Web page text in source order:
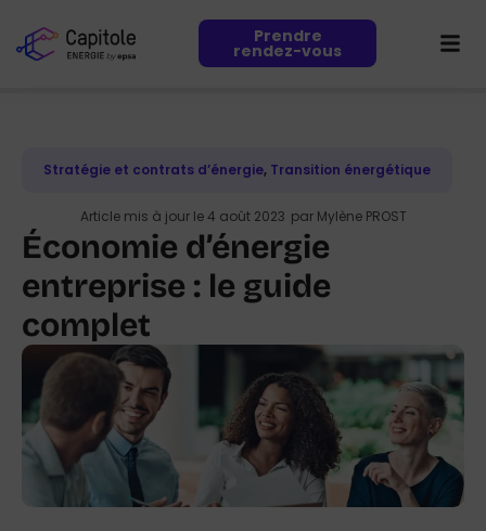
Prendre
rendez-vous
Stratégie et contrats d’énergie, Transition énergétique
Article mis à jour le 4 août 2023 parMylène PROST
Économie d’énergie
entreprise : le guide
complet